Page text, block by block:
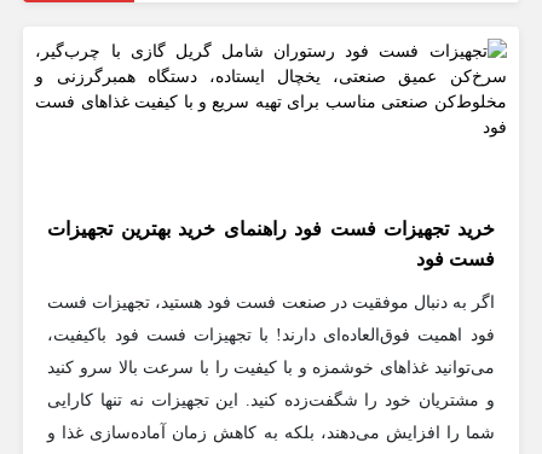
خرید تجهیزات فست فود راهنمای خرید بهترین تجهیزات
فست فود
اگر به دنبال موفقیت در صنعت فست فود هستید، تجهیزات فست
فود اهمیت فوق‌العاده‌ای دارند! با تجهیزات فست فود باکیفیت،
می‌توانید غذاهای خوشمزه و با کیفیت را با سرعت بالا سرو کنید
و مشتریان خود را شگفت‌زده کنید. این تجهیزات نه تنها کارایی
شما را افزایش می‌دهند، بلکه به کاهش زمان آماده‌سازی غذا و